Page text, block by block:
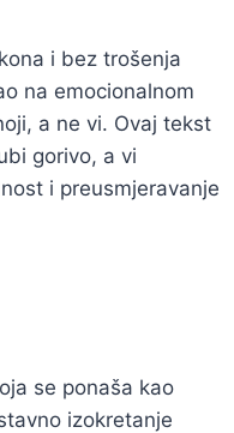
i bez trošenja
na emocionalnom
a ne vi. Ovaj tekst
gorivo, a vi
i preusmjeravanje
se ponaša kao
izokretanje